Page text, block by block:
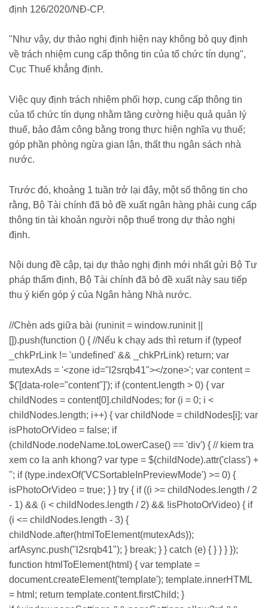
định 126/2020/NĐ-CP.
"Như vậy, dự thảo nghị định hiện nay không bỏ quy định
về trách nhiệm cung cấp thông tin của tổ chức tín dụng",
Cục Thuế khẳng định.
Việc quy định trách nhiệm phối hợp, cung cấp thông tin
của tổ chức tín dụng nhằm tăng cường hiệu quả quản lý
thuế, bảo đảm công bằng trong thực hiện nghĩa vụ thuế;
góp phần phòng ngừa gian lận, thất thu ngân sách nhà
nước.
Trước đó, khoảng 1 tuần trở lại đây, một số thông tin cho
rằng, Bộ Tài chính đã bỏ đề xuất ngân hàng phải cung cấp
thông tin tài khoản người nộp thuế trong dự thảo nghị
định.
Nội dung đề cập, tại dự thảo nghị định mới nhất gửi Bộ Tư
pháp thẩm định, Bộ Tài chính đã bỏ đề xuất này sau tiếp
thu ý kiến góp ý của Ngân hàng Nhà nước.
//Chèn ads giữa bài (runinit = window.runinit ||
[]).push(function () { //Nếu k chạy ads thì return if (typeof
_chkPrLink != 'undefined' && _chkPrLink) return; var
mutexAds = '<zone id="l2srqb41"></zone>'; var content =
$('[data-role="content"]'); if (content.length > 0) { var
childNodes = content[0].childNodes; for (i = 0; i <
childNodes.length; i++) { var childNode = childNodes[i]; var
isPhotoOrVideo = false; if
(childNode.nodeName.toLowerCase() == 'div') { // kiem tra
xem co la anh khong? var type = $(childNode).attr('class') +
''; if (type.indexOf('VCSortableInPreviewMode') >= 0) {
isPhotoOrVideo = true; } } try { if ((i >= childNodes.length / 2
- 1) && (i < childNodes.length / 2) && !isPhotoOrVideo) { if
(i <= childNodes.length - 3) {
childNode.after(htmlToElement(mutexAds));
arfAsync.push("l2srqb41"); } break; } } catch (e) { } } } });
function htmlToElement(html) { var template =
document.createElement('template'); template.innerHTML
= html; return template.content.firstChild; }